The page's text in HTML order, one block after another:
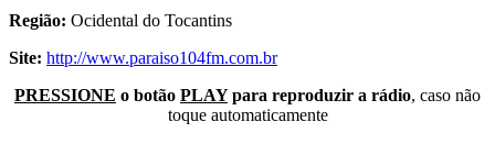
Região: Ocidental do Tocantins
Site: http://www.paraiso104fm.com.br
PRESSIONE o botão PLAYpara reproduzir a rádio, caso não
toque automaticamente